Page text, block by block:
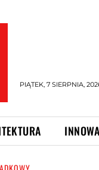
PIĄTEK, 7 SIERPNIA,